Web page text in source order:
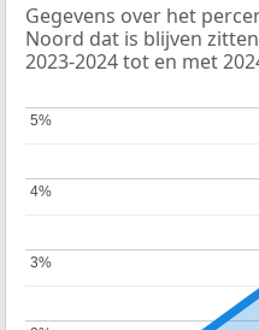
Gegevens over het
Noord dat is blijven
2023-2024 tot en met
3%
3%
4%
4%
5%
5%